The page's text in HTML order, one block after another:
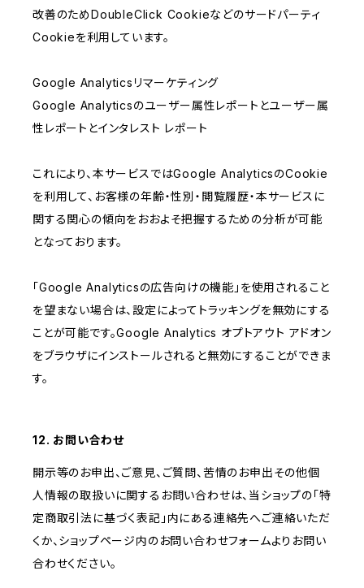
改善のためDoubleClick Cookieなどのサードパーティ
Cookieを利用しています。
Google Analyticsリマーケティング
Google Analyticsのユーザー属性レポートとユーザー属
性レポートとインタレスト レポート
これにより、本サービスではGoogle AnalyticsのCookie
を利用して、お客様の年齢・性別・閲覧履歴・本サービスに
関する関心の傾向をおおよそ把握するための分析が可能
となっております。
「Google Analyticsの広告向けの機能」を使用されること
を望まない場合は、設定によってトラッキングを無効にする
ことが可能です。Google Analytics オプトアウト アドオン
をブラウザにインストールされると無効にすることができま
す。
12. お問い合わせ
開示等のお申出、ご意見、ご質問、苦情のお申出その他個
人情報の取扱いに関するお問い合わせは、当ショップの「特
定商取引法に基づく表記」内にある連絡先へご連絡いただ
くか、ショップページ内のお問い合わせフォームよりお問い
合わせください。